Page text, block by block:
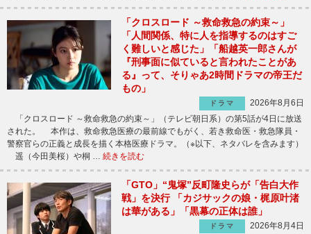
「クロスロード ～救命救急の約束～」
「人間関係、特に人を指導するのはすご
く難しいと感じた」「船越英一郎さんが
『刑事面に似ていると言われたことがあ
る』って、そりゃあ2時間ドラマの帝王だ
もの」
ドラマ
2026年8月6日
「クロスロード ～救命救急の約束～」（テレビ朝日系）の第5話が4日に放送
された。 本作は、救命救急医療の最前線でもがく、若き救命医・救急隊員・
警察官らの正義と成長を描く本格医療ドラマ。（※以下、ネタバレを含みます）
遥（今田美桜）や桐 … 続きを読む
「GTO」“鬼塚”反町隆史らが「告白大作
戦」を決行 「カジサックの娘・梶原叶渚
は華がある」「黒幕の正体は誰」
ドラマ
2026年8月4日